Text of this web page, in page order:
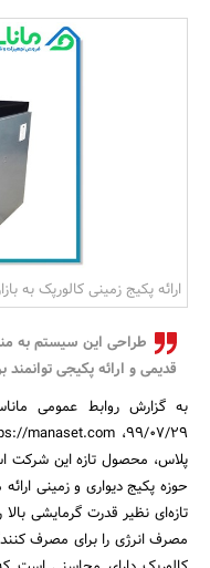
ارائه پکیج زمینی کالورپک به
طراحی این سیستم به
قدیمی و ارائه پکیجی
به گزارش روابط عمومی
پلاس، محصول تازه این شرکت
حوزه پکیج دیواری و زمینی
تازه‌ای نظیر قدرت گرمایشی
مصرف انرژی را برای مصرف